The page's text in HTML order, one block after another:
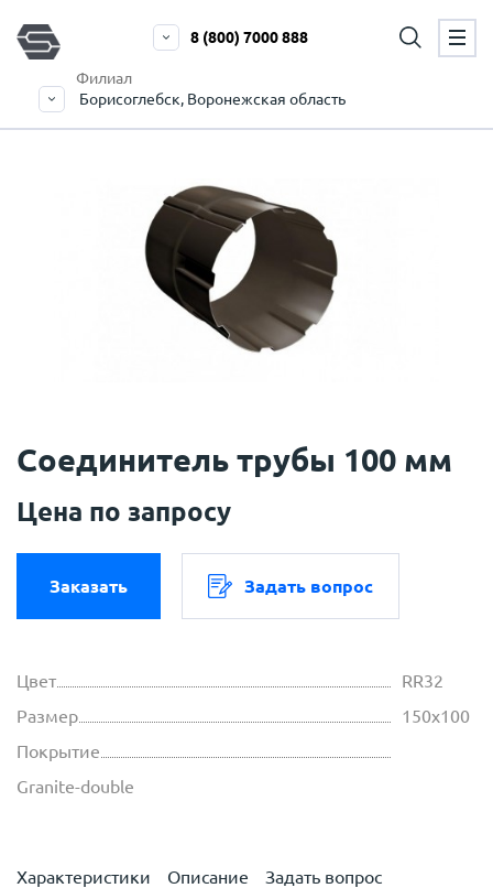
Филиал
Борисоглебск, Воронежская область
8 (800) 7000 888
Соединитель трубы 100 мм
Цена по запросу
Заказать Задать вопрос
Цвет
RR32
Размер
150х100
Покрытие
Granite-double
Характеристики Описание Задать вопрос